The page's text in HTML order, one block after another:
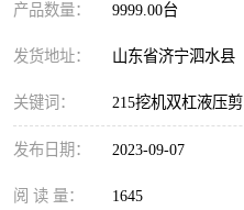
产品数量： 9999.00台
发货地址： 山东省济宁泗水县
关键词： 215挖机双杠液压剪
发布日期： 2023-09-07
阅 读 量： 1645
挖掘机破碎斗